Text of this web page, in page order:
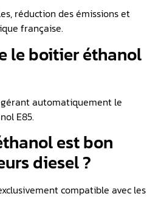
réduction des émissions et
française.
le boitier éthanol
automatiquement le
E85.
est bon
diesel ?
compatible avec les